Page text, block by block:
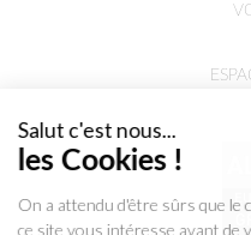
Salut c'est nous...
les Cookies !
On a attendu d'être sûrs que le
ce site vous intéresse avant de